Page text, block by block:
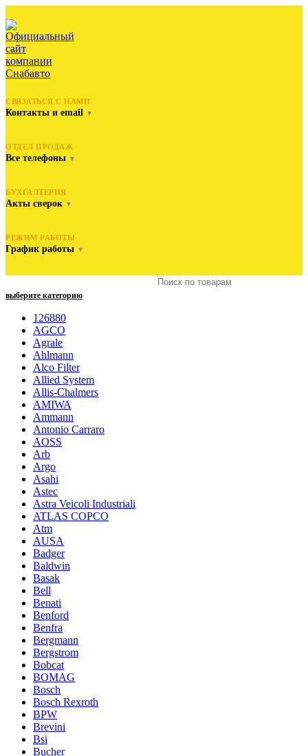
СВЯЗАТЬСЯ С НАМИ
Контакты и email ▼
ОТДЕЛ ПРОДАЖ
Все телефоны ▼
БУХГАЛТЕРИЯ
Акты сверок ▼
РЕЖИМ РАБОТЫ
График работы ▼
выберите категорию
126880
AGCO
Agrale
Ahlmann
Alco Filter
Allied System
Allis-Chalmers
AMIWA
Ammann
Antonio Carraro
AOSS
Arb
Argo
Asahi
Astec
Astra Veicoli Industriali
ATLAS COPCO
Atm
AUSA
Badger
Baldwin
Basak
Bell
Benati
Benford
Benfra
Bergmann
Bergstrom
Bobcat
BOMAG
Bosch
Bosch Rexroth
BPW
Brevini
Bsi
Bucher